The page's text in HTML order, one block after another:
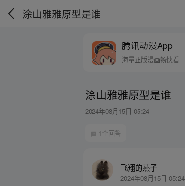
涂山雅雅原型是谁
腾讯动漫App
海量正版漫画畅快看
涂山雅雅原型是谁
2024年08月15日 05:24
1个回答
飞翔的燕子
2024年08月15日 05:24